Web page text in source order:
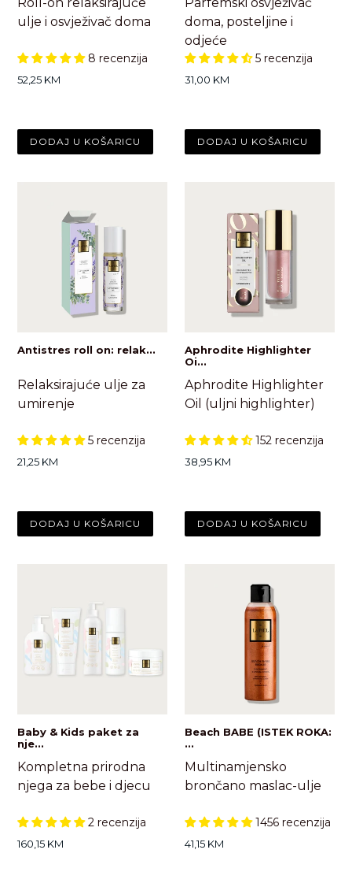
ulje i osvježivač doma
8 recenzija
Standardna
52,25 KM
doma, posteljine i
odjeće
5 recenzija
Standardna
31,00 KM
Antistres roll on: relak...
Relaksirajuće ulje za
umirenje
5 recenzija
Standardna
21,25 KM
Aphrodite Highlighter
Oi...
Aphrodite Highlighter
Oil (uljni highlighter)
152 recenzija
Standardna
38,95 KM
Baby & Kids paket za
nje...
Kompletna prirodna
njega za bebe i djecu
2 recenzija
Standardna
160,15 KM
Beach BABE (ISTEK ROKA:
...
Multinamjensko
brončano maslac-ulje
1456 recenzija
Standardna
41,15 KM